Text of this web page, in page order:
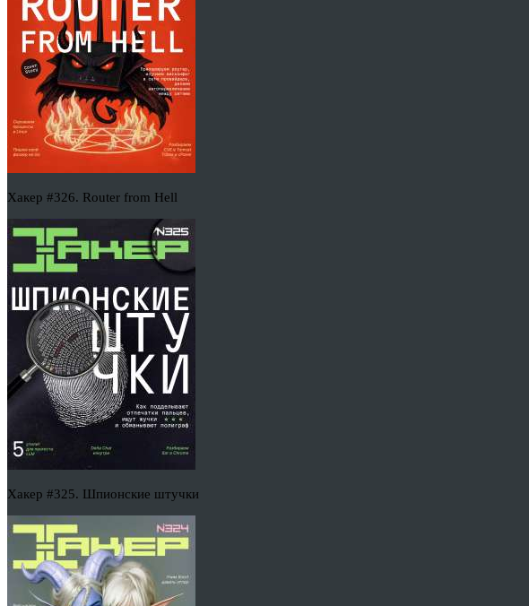
Хакер #326. Router from Hell
Хакер #325. Шпионские штучки